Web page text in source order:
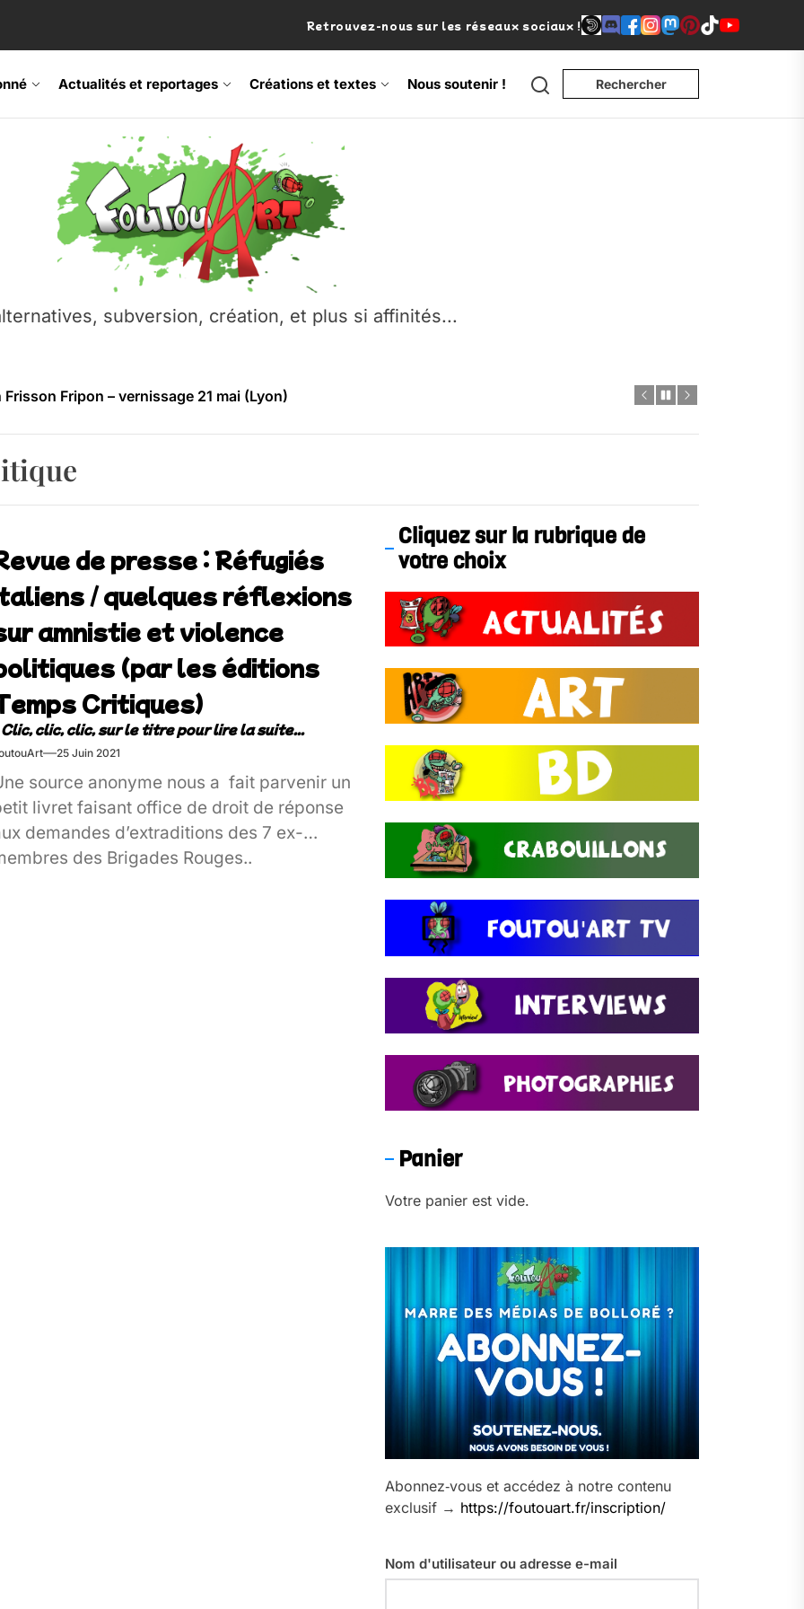
Retrouvez-nous sur les réseaux sociaux !
Actualités et reportages Créations et textes Nous soutenir ! Search Rechercher
subversion, création, et plus si affinités...
Fripon – vernissage 21 mai (Lyon)
Festival – Samedi 18 juillet (Vaulx-en-Velin)
Ŝtono, un livre réalisé par Michaël Moretti & Pierre Lacôte
contre l’A412 à l’Établi (Haute-Savoie)
Fripon – vernissage 21 mai (Lyon)
Festival – Samedi 18 juillet (Vaulx-en-Velin)
de presse : Réfugiés
/ quelques réflexions
amnistie et violence
(par les éditions
Critiques)
25 Juin 2021
source anonyme nous a fait parvenir un
livret faisant office de droit de réponse
demandes d’extraditions des 7 ex-
des Brigades Rouges..
Cliquez sur la rubrique de
votre choix
Panier
Votre panier est vide.
Abonnez‑vous et accédez à notre contenu
exclusif → https://foutouart.fr/inscription/
Nom d'utilisateur ou adresse e-mail